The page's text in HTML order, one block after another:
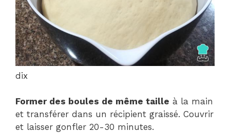
dix
Former des boules de même taille à la main
et transférer dans un récipient graissé. Couvrir
et laisser gonfler 20-30 minutes.